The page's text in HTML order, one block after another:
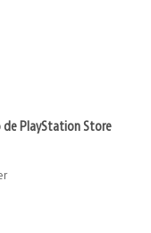
de PlayStation Store